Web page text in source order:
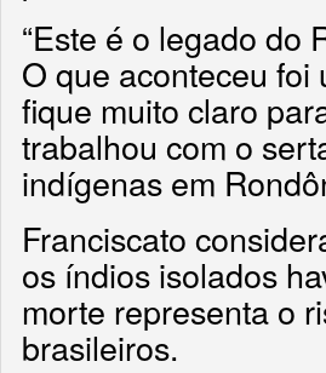
“Este é o legado do
O que aconteceu
fique muito claro
trabalhou com o
indígenas em
Franciscato
os índios isolados
morte representa o
brasileiros.